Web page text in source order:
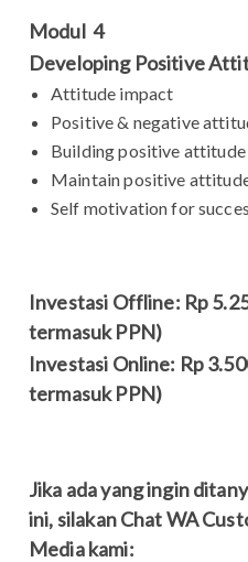
Modul 4
Developing Positive
Attitude impact
Positive & negative
Building positive attitude
Maintain positive
Self motivation for
Investasi Offline: Rp
termasuk PPN)
Investasi Online: Rp
termasuk PPN)
Jika ada yang ingin
ini, silakan Chat WA
Media kami: